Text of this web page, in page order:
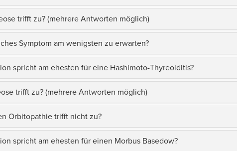
trifft zu? (mehrere Antworten möglich)
Symptom am wenigsten zu erwarten?
spricht am ehesten für eine Hashimoto-Thyreoiditis?
trifft zu? (mehrere Antworten möglich)
Orbitopathie trifft nicht zu?
spricht am ehesten für einen Morbus Basedow?